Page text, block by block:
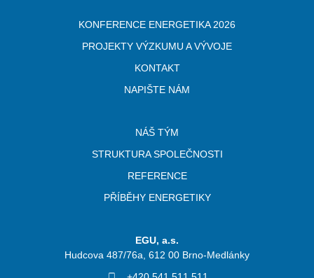
KONFERENCE ENERGETIKA 2026
PROJEKTY VÝZKUMU A VÝVOJE
KONTAKT
NAPIŠTE NÁM
NÁŠ TÝM
STRUKTURA SPOLEČNOSTI
REFERENCE
PŘÍBĚHY ENERGETIKY
EGU, a.s.
Hudcova 487/76a, 612 00 Brno-Medlánky